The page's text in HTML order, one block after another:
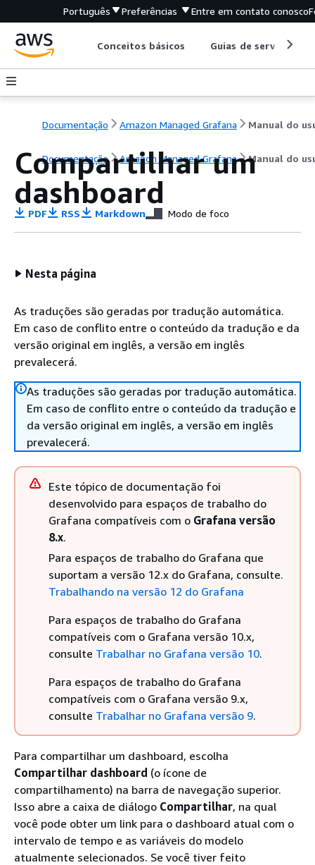
Português Preferências Entre em contato conosco
Conceitos básicos Guias de serviço
Documentação Amazon Managed Grafana
Documentação Amazon Managed Grafana Manual do
Compartilhar um
dashboard
PDF RSS Markdown Modo de foco
Nesta página
As traduções são geradas por tradução automática.
Em caso de conflito entre o conteúdo da tradução e da
versão original em inglês, a versão em inglês
prevalecerá.
As traduções são geradas por tradução automática.
Em caso de conflito entre o conteúdo da tradução e
da versão original em inglês, a versão em inglês
prevalecerá.
Este tópico de documentação foi
desenvolvido para espaços de trabalho do
Grafana compatíveis com o Grafana versão
8.x.
Para espaços de trabalho do Grafana que
suportam a versão 12.x do Grafana, consulte.
Trabalhando na versão 12 do Grafana
Para espaços de trabalho do Grafana
compatíveis com o Grafana versão 10.x,
consulte Trabalhar no Grafana versão 10.
Para espaços de trabalho do Grafana
compatíveis com o Grafana versão 9.x,
consulte Trabalhar no Grafana versão 9.
Para compartilhar um dashboard, escolha
Compartilhar dashboard (o ícone de
compartilhamento) na barra de navegação superior.
Isso abre a caixa de diálogo Compartilhar, na qual
você pode obter um link para o dashboard atual com o
intervalo de tempo e as variáveis do modelo
atualmente selecionados. Se você tiver feito